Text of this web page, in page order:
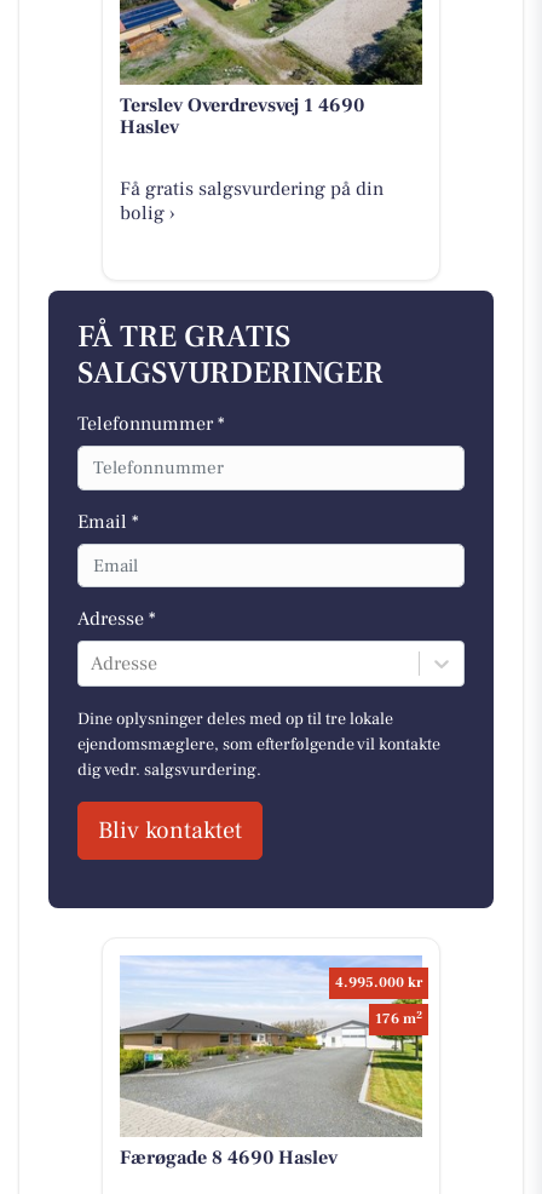
Terslev Overdrevsvej 1 4690
Haslev
Få gratis salgsvurdering på din
bolig ›
FÅ TRE GRATIS
SALGSVURDERINGER
Telefonnummer *
Email *
Adresse *
Adresse
Dine oplysninger deles med op til tre lokale
ejendomsmæglere, som efterfølgende vil kontakte
dig vedr. salgsvurdering.
Bliv kontaktet
4.995.000 kr
176 m2
Færøgade 8 4690 Haslev